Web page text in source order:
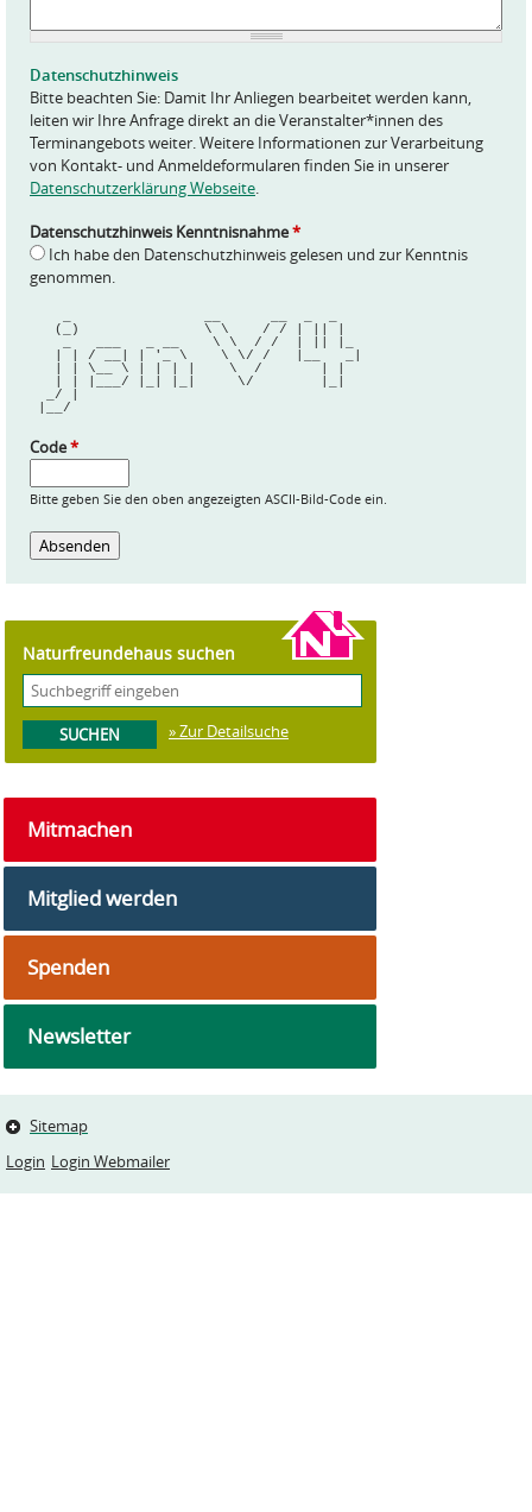
*
Datenschutzhinweis
Bitte beachten Sie: Damit Ihr Anliegen bearbeitet werden kann,
leiten wir Ihre Anfrage direkt an die Veranstalter*innen des
Terminangebots weiter. Weitere Informationen zur Verarbeitung
von Kontakt- und Anmeldeformularen finden Sie in unserer
Datenschutzerklärung Webseite.
Datenschutzhinweis Kenntnisnahme*
Ich habe den Datenschutzhinweis gelesen und zur Kenntnis
genommen.
   (_)               \ \    / / | || |
    _   ___   _ __    \ \  / /  | || |_
   | | / __| | '_ \    \ \/ /   |__   _|
   | | \__ \ | | | |    \  /       | |
   | | |___/ |_| |_|     \/        |_|
  _/ |
|__/
Code*
Bitte geben Sie den oben angezeigten ASCII-Bild-Code ein.
Naturfreundehaus suchen
» Zur Detailsuche
Mitmachen
Mitglied werden
Spenden
Newsletter
Sitemap
Login Login Webmailer